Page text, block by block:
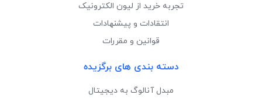
تجربه خرید از لیون الکترونیک
انتقادات و پیشنهادات
قوانین و مقررات
دسته بندی های برگزیده
مبدل آنالوگ به دیجیتال